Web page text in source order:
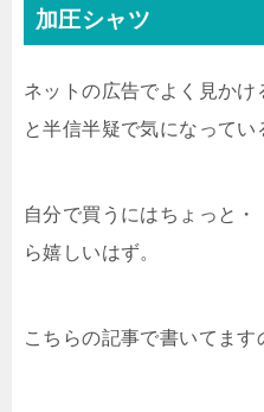
加圧シャツ
ネットの広告でよく見かけ
と半信半疑で気になってい
自分で買うにはちょっと
ら嬉しいはず。
こちらの記事で書いてます